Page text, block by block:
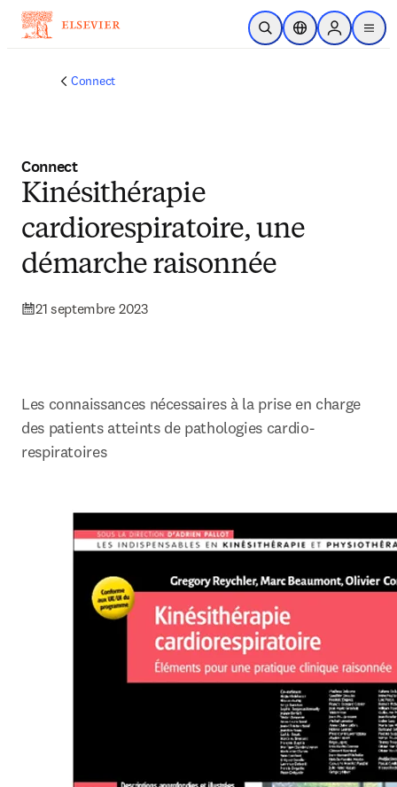
Passer au contenu principal
Ouvrir la recherche
Sélecteur de
Sign in to
menu
Connect
Connect
Kinésithérapie
cardiorespiratoire, une
démarche raisonnée
21 septembre 2023
Les connaissances nécessaires à la prise en charge
des patients atteints de pathologies cardio-
respiratoires